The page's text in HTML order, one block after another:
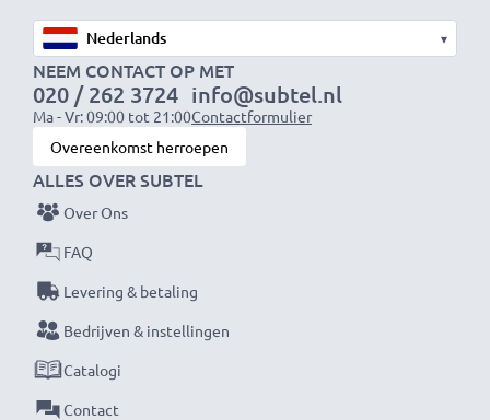
De vervangende accu van CELLONIC biedt de beste
kwaliteit en een uitstekende stroomverzorging tegen
een eerlijke prijs.
★ 3 Jaar Garantie ★
Als internationale vakhandelaar sinds 2004 weten wij
waarom het draait bij hoogwaardige producten.
Daarom bieden wij 36 maanden garantie!
▾
NEEM CONTACT OP MET
020 / 262 3724
Ma - Vr: 09:00 tot 21:00
info@subtel.nl
Contactformulier
Overeenkomst herroepen
ALLES OVER SUBTEL
Over Ons
FAQ
Levering & betaling
Bedrijven & instellingen
Catalogi
Contact